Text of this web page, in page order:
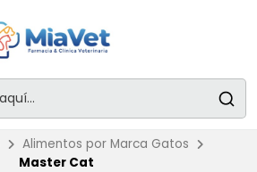
Alimentos por Marca Gatos
Master Cat